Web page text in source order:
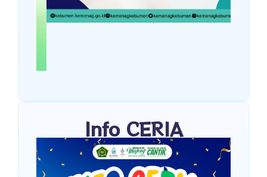
Info CERIA